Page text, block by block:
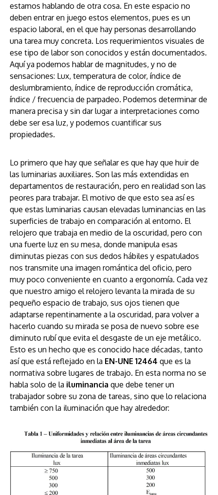
estamos hablando de otra cosa. En este espacio no
deben entrar en juego estos elementos, pues es un
espacio laboral, en el que hay personas desarrollando
una tarea muy concreta. Los requerimientos visuales de
ese tipo de labor son conocidos y están documentados.
Aquí ya podemos hablar de magnitudes, y no de
sensaciones: Lux, temperatura de color, índice de
deslumbramiento, índice de reproducción cromática,
índice / frecuencia de parpadeo. Podemos determinar de
manera precisa y sin dar lugar a interpretaciones como
debe ser esa luz, y podemos cuantificar sus
propiedades.
Lo primero que hay que señalar es que hay que huir de
las luminarias auxiliares. Son las más extendidas en
departamentos de restauración, pero en realidad son las
peores para trabajar. El motivo de que esto sea así es
que estas luminarias causan elevadas luminancias en las
superficies de trabajo en comparación al entorno. El
relojero que trabaja en medio de la oscuridad, pero con
una fuerte luz en su mesa, donde manipula esas
diminutas piezas con sus dedos hábiles y espatulados
nos transmite una imagen romántica del oficio, pero
muy poco conveniente en cuanto a ergonomía. Cada vez
que nuestro amigo el relojero levanta la mirada de su
pequeño espacio de trabajo, sus ojos tienen que
adaptarse repentinamente a la oscuridad, para volver a
hacerlo cuando su mirada se posa de nuevo sobre ese
diminuto rubí que evita el desgaste de un eje metálico.
Esto es un hecho que es conocido hace décadas, tanto
así que está reflejado en la EN-UNE 12464 que es la
normativa sobre lugares de trabajo. En esta norma no se
habla solo de la iluminancia que debe tener un
trabajador sobre su zona de tareas, sino que lo relaciona
también con la iluminación que hay alrededor: